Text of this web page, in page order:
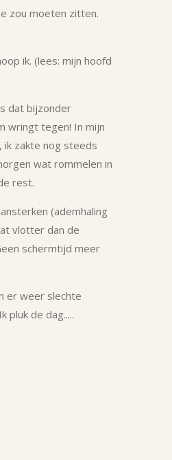
zou moeten zitten.
ik. (lees: mijn hoofd
dat bijzonder
wringt tegen! In mijn
zakte nog steeds
wat rommelen in
rest.
(ademhaling
vlotter dan de
schermtijd meer
er weer slechte
pluk de dag.....